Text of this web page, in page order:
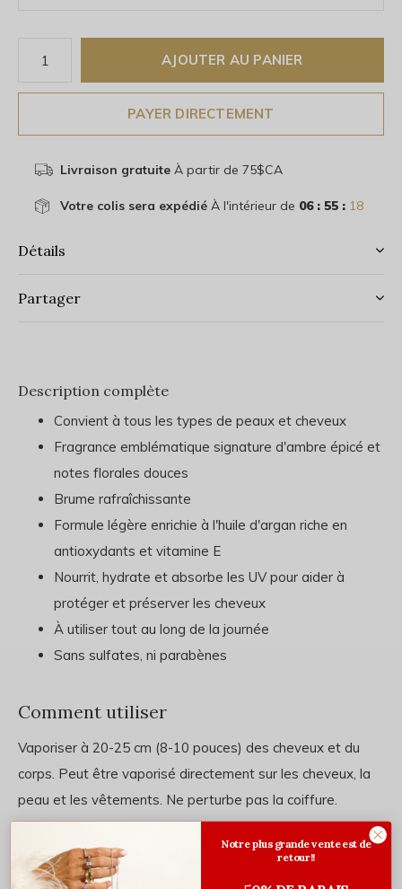
AJOUTER AU PANIER
PAYER DIRECTEMENT
Livraison gratuiteÀ partir de 75$CA
Votre colis sera expédiéÀ l'intérieur de 06 : 55 : 18
Détails
Partager
Description complète
Convient à tous les types de peaux et cheveux
Fragrance emblématique signature d'ambre épicé et
notes florales douces
Brume rafraîchissante
Formule légère enrichie à l'huile d'argan riche en
antioxydants et vitamine E
Nourrit, hydrate et absorbe les UV pour aider à
protéger et préserver les cheveux
À utiliser tout au long de la journée
Sans sulfates, ni parabènes
Comment utiliser
Vaporiser à 20-25 cm (8-10 pouces) des cheveux et du
corps. Peut être vaporisé directement sur les cheveux, la
peau et les vêtements. Ne perturbe pas la coiffure.
Ingrédients
Notre plus grande vente est de
retour!!